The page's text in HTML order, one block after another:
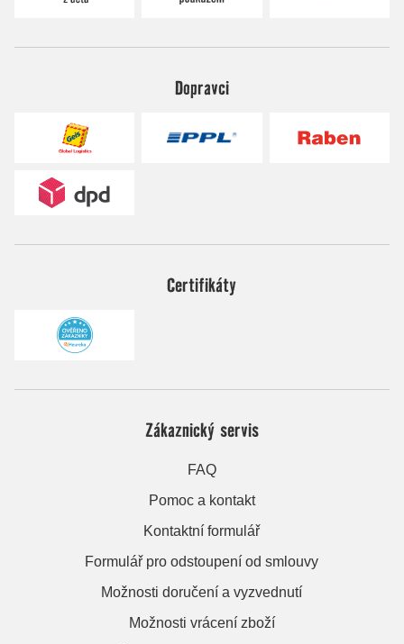
Dopravci
Certifikáty
Zákaznický servis
FAQ
Pomoc a kontakt
Kontaktní formulář
Formulář pro odstoupení od smlouvy
Možnosti doručení a vyzvednutí
Možnosti vrácení zboží